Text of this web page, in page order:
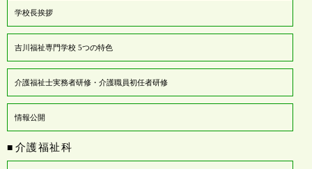
学校長挨拶
吉川福祉専門学校 5つの特色
介護福祉士実務者研修・介護職員初任者研修
情報公開
■ 介護福祉科